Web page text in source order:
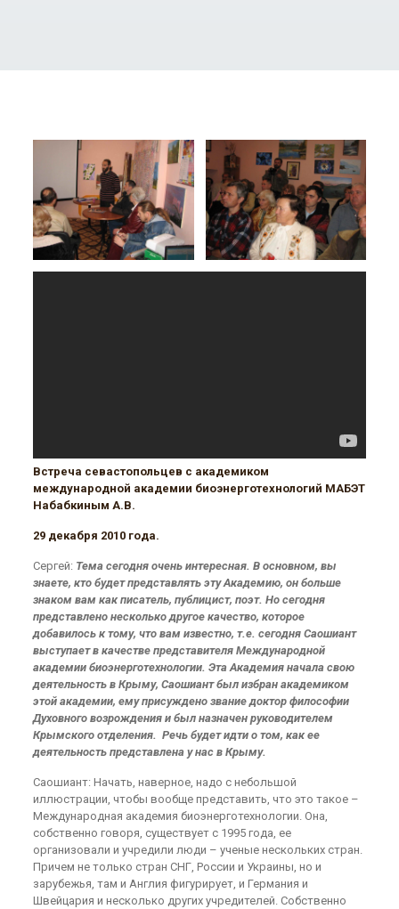
Встреча севастопольцев с академиком
международной академии биоэнерготехнологий МАБЭТ
Набабкиным А.В.
29 декабря 2010 года.
Сергей: Тема сегодня очень интересная. В основном, вы
знаете, кто будет представлять эту Академию, он больше
знаком вам как писатель, публицист, поэт. Но сегодня
представлено несколько другое качество, которое
добавилось к тому, что вам известно, т.е. сегодня Саошиант
выступает в качестве представителя Международной
академии биоэнерготехнологии. Эта Академия начала свою
деятельность в Крыму, Саошиант был избран академиком
этой академии, ему присуждено звание доктор философии
Духовного возрождения и был назначен руководителем
Крымского отделения. Речь будет идти о том, как ее
деятельность представлена у нас в Крыму.
Саошиант: Начать, наверное, надо с небольшой
иллюстрации, чтобы вообще представить, что это такое –
Международная академия биоэнерготехнологии. Она,
собственно говоря, существует с 1995 года, ее
организовали и учредили люди – ученые нескольких стран.
Причем не только стран СНГ, России и Украины, но и
зарубежья, там и Англия фигурирует, и Германия и
Швейцария и несколько других учредителей. Собственно